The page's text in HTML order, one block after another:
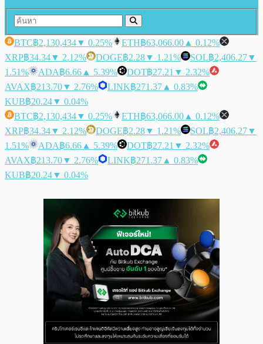
BTC฿2,130,434▼ 0.25% ETH฿63,066.00 ▲ 0.12%
XRP฿34.34▼ 2.12% DOGE฿2.28▼ 1.21% SOL฿2,406.27▼
1.51%
ADA฿6.66 ▲ 5.39% DOT฿27.21 ▼ 2.32%
AVAX฿213.70▼ 2.76% LINK฿271.37 ▲ 0.83%
KUB฿20.24▼ 0.04%
BTC฿2,130,434▼ 0.25% ETH฿63,066.00 ▲ 0.12%
XRP฿34.34▼ 2.12% DOGE฿2.28▼ 1.21% SOL฿2,406.27▼
1.51%
ADA฿6.66 ▲ 5.39% DOT฿27.21 ▼ 2.32%
AVAX฿213.70▼ 2.76% LINK฿271.37 ▲ 0.83%
KUB฿20.24▼ 0.04%